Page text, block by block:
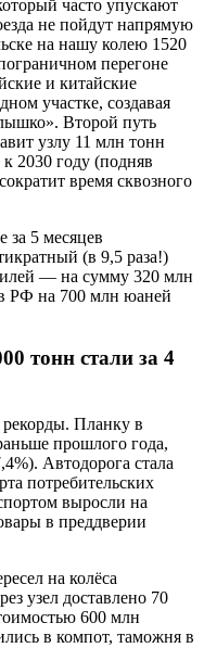
часто упускают
не пойдут напрямую
на нашу колею 1520
перегоне
и китайские
участке, создавая
Второй путь
узлу 11 млн тонн
2030 году (подняв
время сквозного
за 5 месяцев
(в 9,5 раза!)
— на сумму 320 млн
РФ на 700 млн юаней
тонн стали за 4
Планку в
прошлого года,
Автодорога стала
потребительских
выросли на
в преддверии
на колёса
узел доставлено 70
600 млн
в компот, таможня в